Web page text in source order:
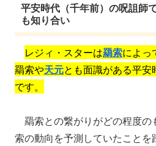
平安時代（千年前）の呪詛師
も知り合い
レジィ・スターは羂索によっ
羂索や天元とも面識がある平
です。
羂索との繋がりがどの程度
索の動向を予測していたこと